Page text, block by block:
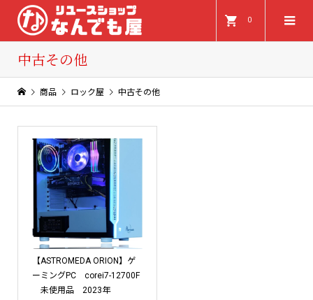
0
中古その他
商品 ロック屋 中古その他
【ASTROMEDA ORION】ゲ
ーミングPC corei7-12700F
未使用品 2023年